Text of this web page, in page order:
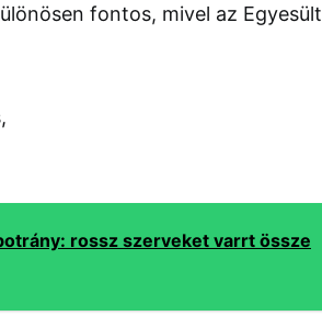
fontos, mivel az Egyesült
rossz szerveket varrt össze